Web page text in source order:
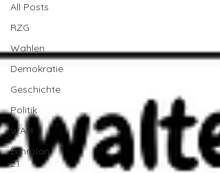
All Posts
RZG
Wahlen
Demokratie
Geschichte
Politik
WAH
Lehrplan
21